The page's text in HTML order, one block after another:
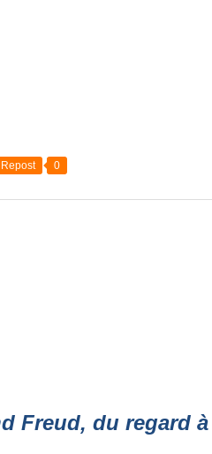
Repost 0
Freud, du regard à